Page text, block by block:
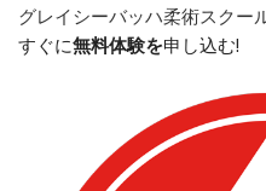
グレイシーバッハ柔術スクー
すぐに無料体験を申し込む!